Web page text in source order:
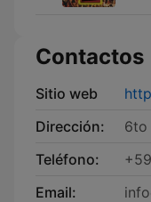
Contactos
Sitio web
Dirección:
6to
Teléfono:
Email: